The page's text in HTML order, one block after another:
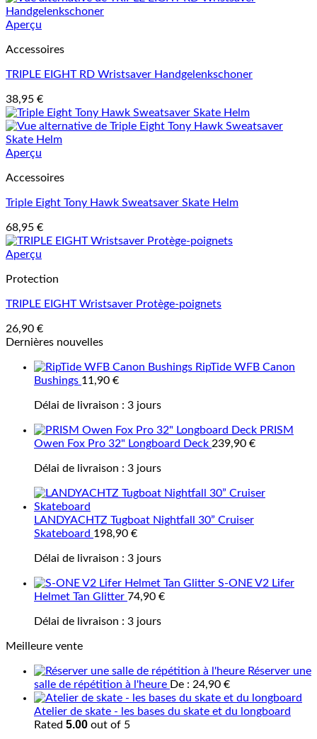
Aperçu
Accessoires
TRIPLE EIGHT RD Wristsaver Handgelenkschoner
38,95 €
Aperçu
Accessoires
Triple Eight Tony Hawk Sweatsaver Skate Helm
68,95 €
Aperçu
Protection
TRIPLE EIGHT Wristsaver Protège-poignets
26,90 €
Dernières nouvelles
RipTide WFB Canon
Bushings 11,90 €
Délai de livraison : 3 jours
PRISM
Owen Fox Pro 32" Longboard Deck 239,90 €
Délai de livraison : 3 jours
LANDYACHTZ Tugboat Nightfall 30” Cruiser
Skateboard 198,90 €
Délai de livraison : 3 jours
S-ONE V2 Lifer
Helmet Tan Glitter 74,90 €
Délai de livraison : 3 jours
Meilleure vente
Réserver une
salle de répétition à l'heure De : 24,90 €
Atelier de skate - les bases du skate et du longboard
Rated 5.00 out of 5